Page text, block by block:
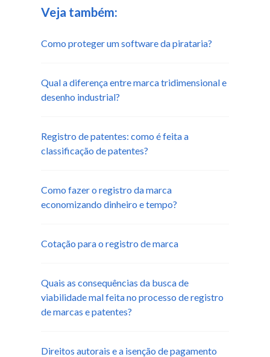
Veja também:
Como proteger um software da pirataria?
Qual a diferença entre marca tridimensional e
desenho industrial?
Registro de patentes: como é feita a
classificação de patentes?
Como fazer o registro da marca
economizando dinheiro e tempo?
Cotação para o registro de marca
Quais as consequências da busca de
viabilidade mal feita no processo de registro
de marcas e patentes?
Direitos autorais e a isenção de pagamento